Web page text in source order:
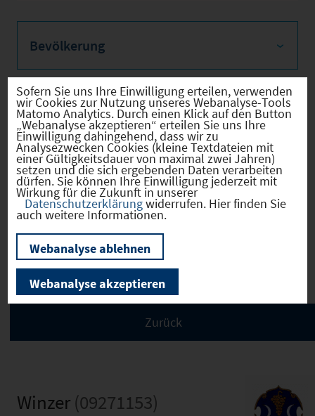
Bevölkerung
Sozialvers. Beschäftigte
Verkehrsinfrastruktur
Kommunale Infrastruktur
Winzer (09271153)
Sofern Sie uns Ihre Einwilligung erteilen, verwenden
wir Cookies zur Nutzung unseres Webanalyse-Tools
Matomo Analytics. Durch einen Klick auf den Button
„Webanalyse akzeptieren“ erteilen Sie uns Ihre
Einwilligung dahingehend, dass wir zu
Analysezwecken Cookies (kleine Textdateien mit
einer Gültigkeitsdauer von maximal zwei Jahren)
setzen und die sich ergebenden Daten verarbeiten
dürfen. Sie können Ihre Einwilligung jederzeit mit
Wirkung für die Zukunft in unserer
Datenschutzerklärungwiderrufen. Hier finden Sie
auch weitere Informationen.
Webanalyse ablehnen
Webanalyse akzeptieren